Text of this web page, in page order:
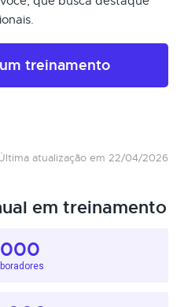
treinamento
atualização em 22/04/2026
em treinamento